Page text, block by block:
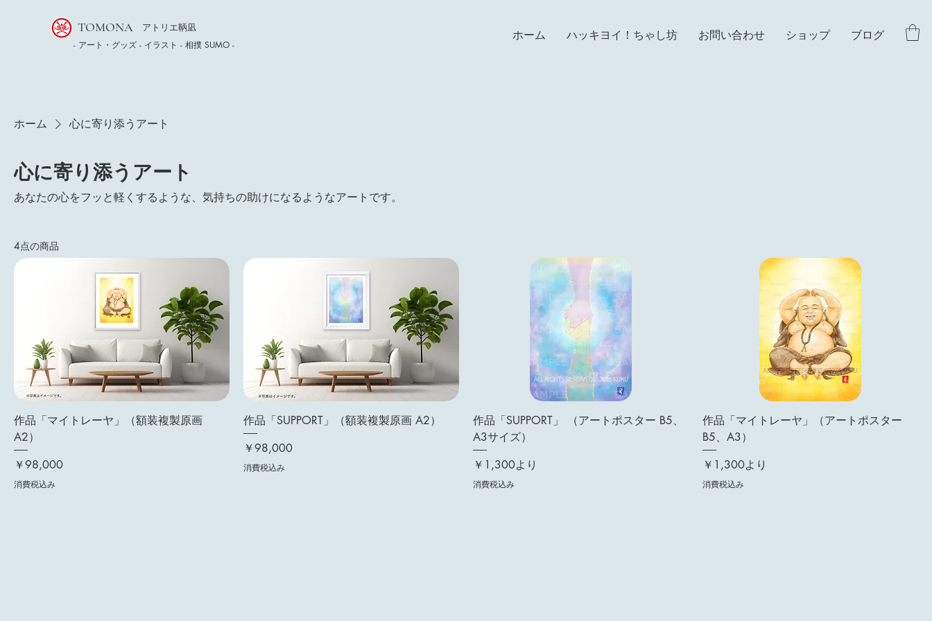
TOMONA アトリエ鞆凪
- アート・グッズ - イラスト - 相撲 SUMO -
ホーム ハッキヨイ！ちゃし坊 お問い合わせ ショップ ブログ
ホーム 心に寄り添うアート
心に寄り添うアート
あなたの心をフッと軽くするような、気持ちの助けになるようなアートです。
4点の商品
作品「マイトレーヤ」（額装複製原画
A2）
価格
￥98,000
消費税込み
作品「SUPPORT」（額装複製原画 A2）
価格
￥98,000
消費税込み
作品「SUPPORT」 （アートポスター B5、
A3サイズ）
￥1,300より
セール価格
消費税込み
作品「マイトレーヤ」（アートポスター
B5、A3）
￥1,300より
セール価格
消費税込み